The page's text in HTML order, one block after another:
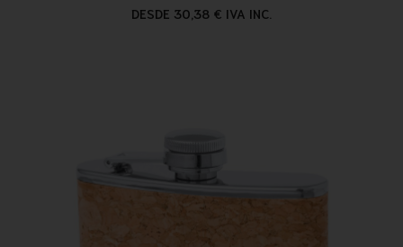
DESDE 30,38 € IVA INC.